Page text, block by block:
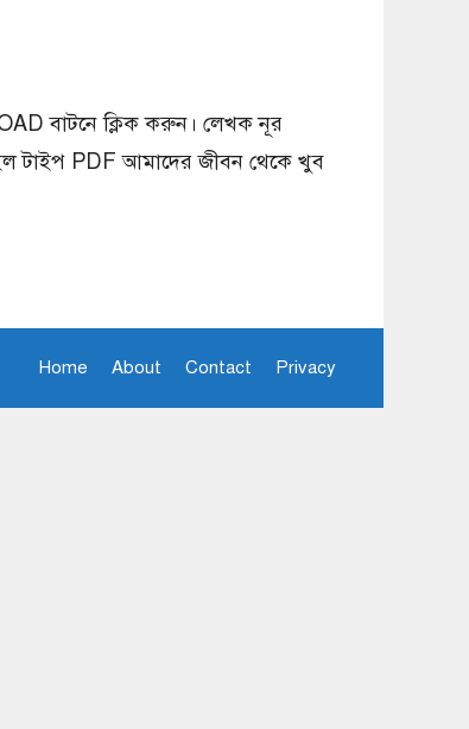
বাটনে ক্লিক করুন। লেখক নূর
টাইপ PDF আমাদের জীবন থেকে খুব
Home About Contact Privacy